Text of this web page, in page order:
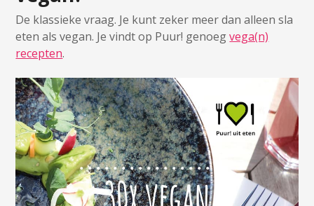
De klassieke vraag. Je kunt zeker meer dan alleen sla
eten als vegan. Je vindt op Puur! genoegvega(n)
recepten.